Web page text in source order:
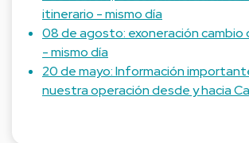
itinerario - mismo día
08 de agosto: exoneración cambio
- mismo día
20 de mayo: Información
nuestra operación desde y hacia